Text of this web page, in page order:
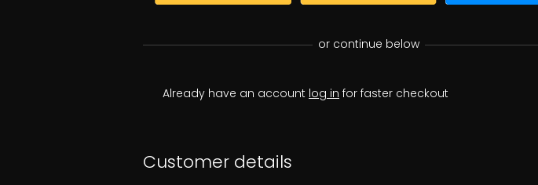
or continue below
Already have an account log in for faster checkout
Customer details